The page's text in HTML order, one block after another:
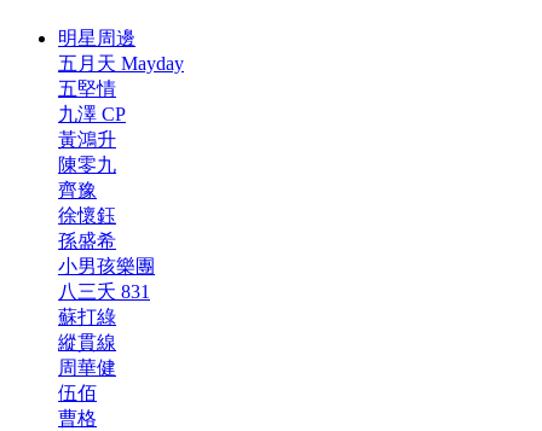
明星周邊
五月天 Mayday
五堅情
九澤 CP
黃鴻升
陳零九
齊豫
徐懷鈺
孫盛希
小男孩樂團
八三夭 831
蘇打綠
縱貫線
周華健
伍佰
曹格